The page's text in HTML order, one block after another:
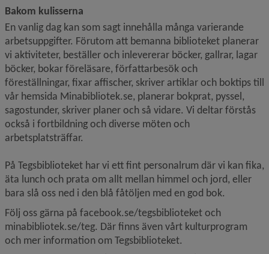
Bakom kulisserna
En vanlig dag kan som sagt innehålla många varierande
arbetsuppgifter. Förutom att bemanna biblioteket planerar
vi aktiviteter, beställer och inlevererar böcker, gallrar, lagar
böcker, bokar föreläsare, författarbesök och
föreställningar, fixar affischer, skriver artiklar och boktips till
vår hemsida Minabibliotek.se, planerar bokprat, pyssel,
sagostunder, skriver planer och så vidare. Vi deltar förstås
också i fortbildning och diverse möten och
arbetsplatsträffar.
På Tegsbiblioteket har vi ett fint personalrum där vi kan fika,
äta lunch och prata om allt mellan himmel och jord, eller
bara slå oss ned i den blå fåtöljen med en god bok.
Följ oss gärna på facebook.se/tegsbiblioteket och
minabibliotek.se/teg. Där finns även vårt kulturprogram
och mer information om Tegsbiblioteket.